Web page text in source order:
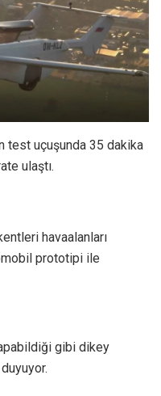
test uçuşunda 35 dakika
ulaştı.
havaalanları
prototipi ile
gibi dikey